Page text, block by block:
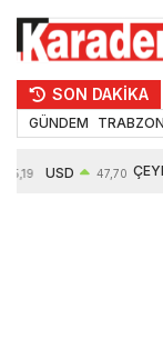
SON DAKİKA
GÜNDEM TRABZON
55,19 USD 47,70